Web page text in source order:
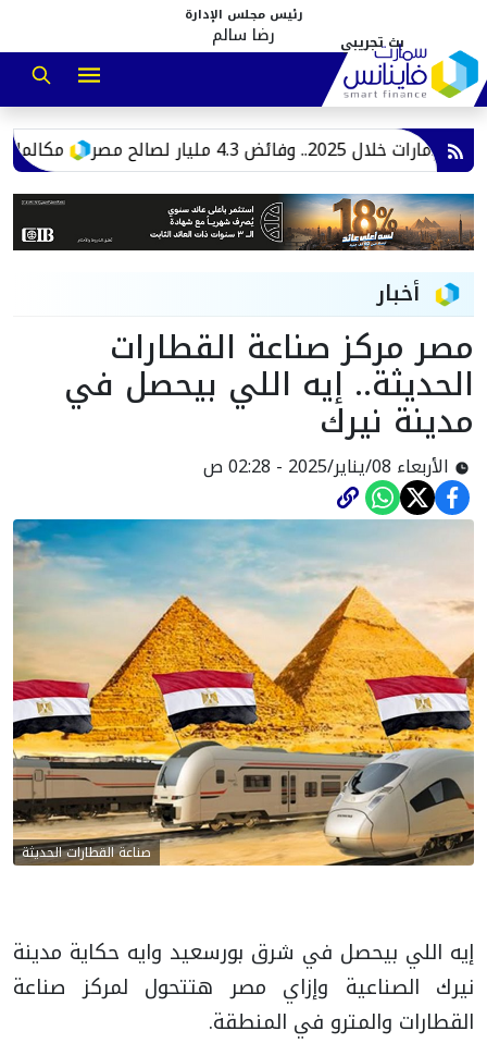
رئيس مجلس الإدارة
رضا سالم
مكالمات
أخبار
مصر مركز صناعة القطارات
الحديثة.. إيه اللي بيحصل في
مدينة نيرك
الأربعاء 08/يناير/2025 - 02:28 ص
صناعة القطارات الحديثة
إيه اللي بيحصل في شرق بورسعيد وايه حكاية مدينة
نيرك الصناعية وإزاي مصر هتتحول لمركز صناعة
القطارات والمترو في المنطقة.